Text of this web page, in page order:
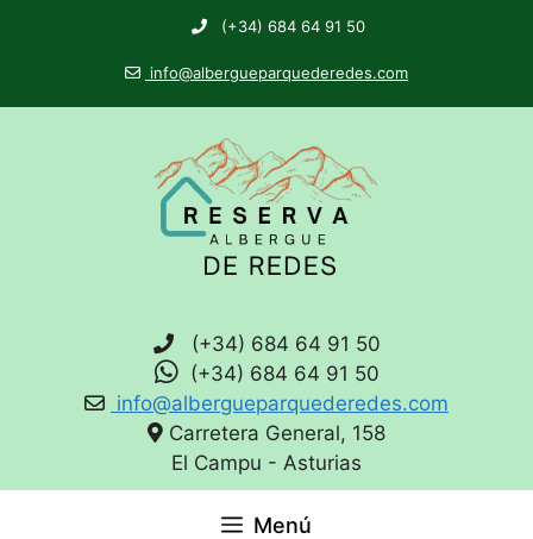
(+34) 684 64 91 50
info@albergueparquederedes.com
(+34) 684 64 91 50
(+34) 684 64 91 50
info@albergueparquederedes.com
Carretera General, 158
El Campu - Asturias
Menú